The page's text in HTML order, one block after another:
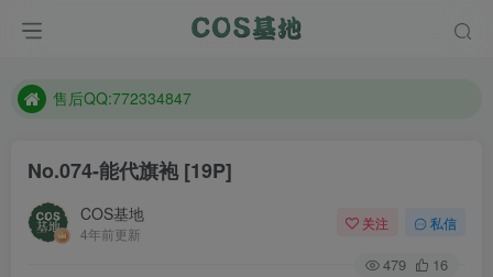
防失联：百度搜索《趣画刊》，实时查看最新站点。
售后QQ:772334847
No.074-能代旗袍 [19P]
COS基地
4年前更新
关注 私信
479 16